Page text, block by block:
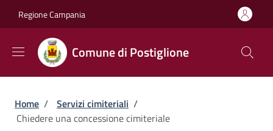
Regione Campania
Comune di Postiglione
Briciole di pane
Home / Servizi cimiteriali /
Chiedere una concessione cimiteriale